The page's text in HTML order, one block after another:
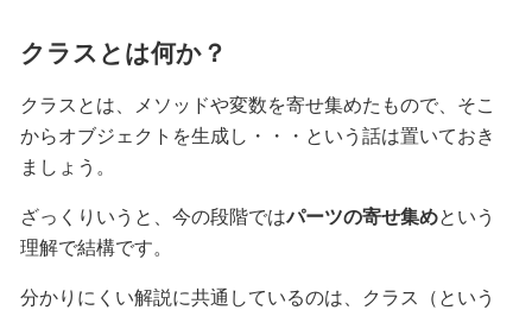
クラスとは何か？
クラスとは、メソッドや変数を寄せ集めたもので、そこ
からオブジェクトを生成し・・・という話は置いておき
ましょう。
ざっくりいうと、今の段階ではパーツの寄せ集めという
理解で結構です。
分かりにくい解説に共通しているのは、クラス（という